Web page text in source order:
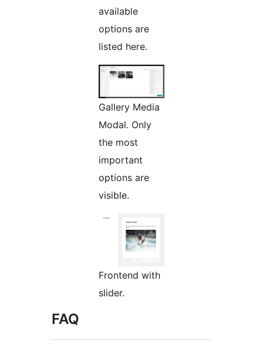
available
options are
listed here.
Gallery Media
Modal. Only
the most
important
options are
visible.
Frontend with
slider.
FAQ